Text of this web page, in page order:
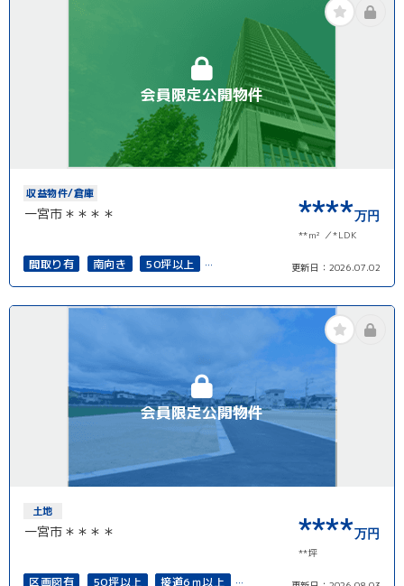
会員限定公開物件
収益物件/倉庫
一宮市＊＊＊＊ ****万円
**m² *LDK
間取り有 南向き
50坪以上
更新日： 2026.07.02
会員限定公開物件
土地
一宮市＊＊＊＊ ****万円
**坪
区画図有 50坪以上
接道6ｍ以上